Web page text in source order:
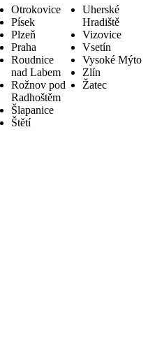
Otrokovice
Písek
Plzeň
Praha
Roudnice
nad Labem
Rožnov pod
Radhoštěm
Šlapanice
Štětí
Uherské
Hradiště
Vizovice
Vsetín
Vysoké Mýto
Zlín
Žatec